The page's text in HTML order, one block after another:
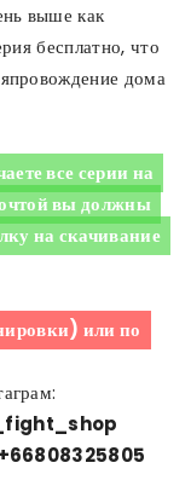
выше как
бесплатно, что
дома
все серии на
вы должны
на скачивание
или по
+66808325805